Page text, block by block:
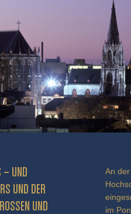
– UND
UND DER P
UND BE
An
im